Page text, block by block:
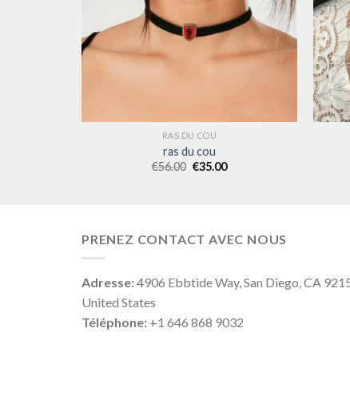
RAS DU COU
ras du cou
€56.00 €35.00
PRENEZ CONTACT AVEC NOUS
Adresse:4906 Ebbtide Way, San Diego, CA
United States
Téléphone: +1 646 868 9032